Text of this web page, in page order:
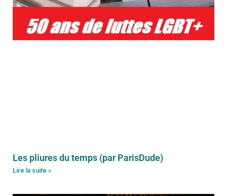
Les pliures du temps (par ParisDude)
Lire la suite »